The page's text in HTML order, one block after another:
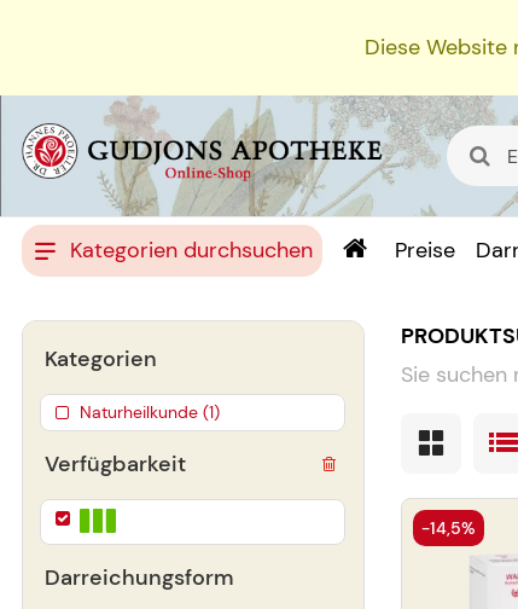
Diese Website
Kategorien durchsuchen Preise
Sie suchen
-14,5%
Verfügbarkeit
Darreichungsform
Kategorien
Naturheilkunde (1)